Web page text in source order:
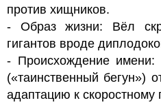
против хищников.
- Образ жизни: Вёл
гигантов вроде
- Происхождение имени:
(«таинственный бегун»)
адаптацию к